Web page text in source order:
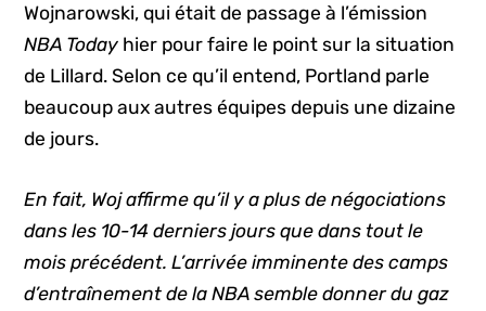
Wojnarowski, qui était de passage à l’émission
NBA Today hier pour faire le point sur la situation
de Lillard. Selon ce qu’il entend, Portland parle
beaucoup aux autres équipes depuis une dizaine
de jours.
En fait, Woj affirme qu’il y a plus de négociations
dans les 10-14 derniers jours que dans tout le
mois précédent. L’arrivée imminente des camps
d’entraînement de la NBA semble donner du gaz